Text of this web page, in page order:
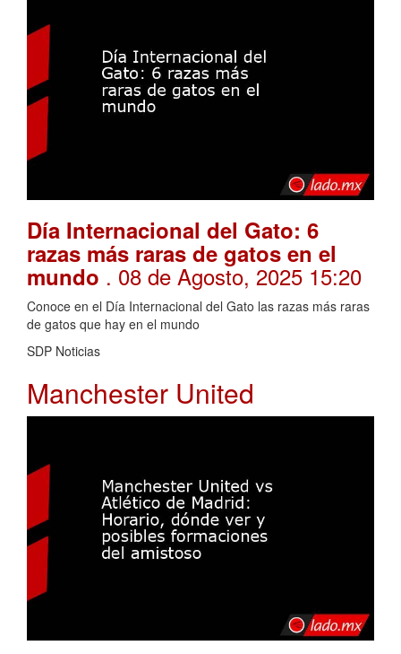
Día Internacional del Gato: 6
razas más raras de gatos en el
mundo . 08 de Agosto, 2025 15:20
Conoce en el Día Internacional del Gato las razas más raras
de gatos que hay en el mundo
SDP Noticias
Manchester United